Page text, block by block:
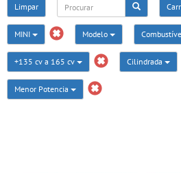
Limpar
MINI Modelo
+135 cv a 165 cv Cilindrada
Menor Potencia